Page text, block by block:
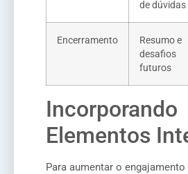
de dúvidas
Encerramento
Resumo e
desafios
futuros
Incorporando
Elementos
Para aumentar o